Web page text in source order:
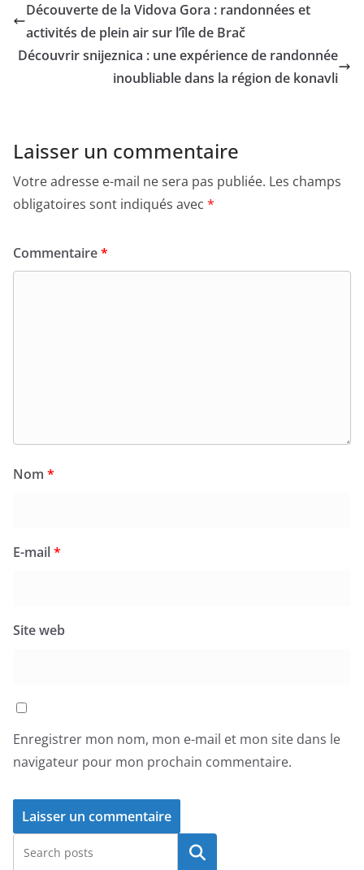
Découverte de la Vidova Gora : randonnées et
activités de plein air sur l’île de Brač
Découvrir snijeznica : une expérience de randonnée
inoubliable dans la région de konavli
Laisser un commentaire
Votre adresse e-mail ne sera pas publiée. Les champs
obligatoires sont indiqués avec *
Commentaire*
Nom *
E-mail*
Site web
Enregistrer mon nom, mon e-mail et mon site dans le
navigateur pour mon prochain commentaire.
Rechercher